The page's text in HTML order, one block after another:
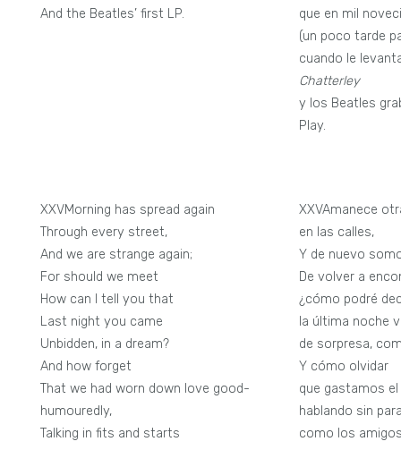
And the Beatles’ first LP.
que en mil
(un poco tarde
cuando le
Chatterley
y los Beatles
Play.
XXVMorning has spread again
Through every street,
And we are strange again;
For should we meet
How can I tell you that
Last night you came
Unbidden, in a dream?
And how forget
That we had worn down love good-
humouredly,
Talking in fits and starts
XXVAmanece
en las calles,
Y de nuevo
De volver a
¿cómo podré
la última noche
de sorpresa,
Y cómo olvidar
que gastamos
hablando sin
como los